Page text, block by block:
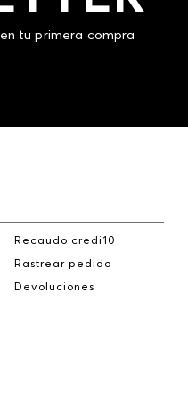
tu primera compra
Recaudo credi10
Rastrear pedido
Devoluciones